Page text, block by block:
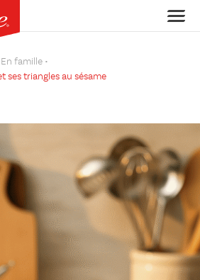
En famille
ses triangles au sésame